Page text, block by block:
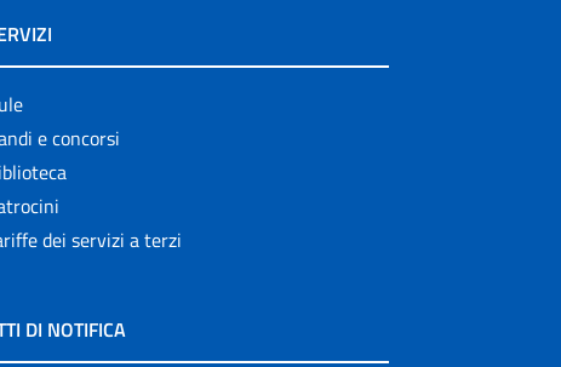
e concorsi
dei servizi a terzi
DI NOTIFICA